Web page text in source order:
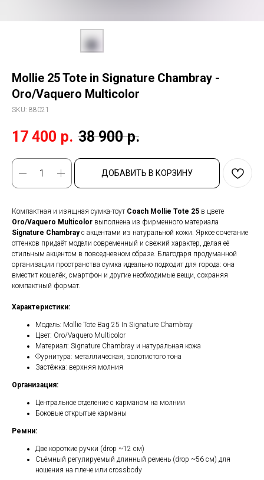
Mollie 25 Tote in Signature Chambray -
Oro/Vaquero Multicolor
SKU: 88021
17 400 р. 38 900 р.
ДОБАВИТЬ В КОРЗИНУ
Компактная и изящная сумка-тоут Coach Mollie Tote 25 в цвете
Oro/Vaquero Multicolor выполнена из фирменного материала
Signature Chambrayс акцентами из натуральной кожи. Яркое сочетание
оттенков придаёт модели современный и свежий характер, делая её
стильным акцентом в повседневном образе. Благодаря продуманной
организации пространства сумка идеально подходит для города: она
вместит кошелёк, смартфон и другие необходимые вещи, сохраняя
компактный формат.
Характеристики:
Модель: Mollie Tote Bag 25 In Signature Chambray
Цвет: Oro/Vaquero Multicolor
Материал: Signature Chambray и натуральная кожа
Фурнитура: металлическая, золотистого тона
Застёжка: верхняя молния
Организация:
Центральное отделение с карманом на молнии
Боковые открытые карманы
Ремни:
Две короткие ручки (drop ~12 см)
Съёмный регулируемый длинный ремень (drop ~56 см) для
ношения на плече или crossbody